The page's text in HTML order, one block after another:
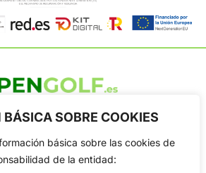
SOBRE COOKIES
básica sobre las cookies de
de la entidad:
la actualidad, información del golf
resultados en directo, vídeos, noticias,
Tour, Ryder Cup, DP World Tour, LPGA
Tour...